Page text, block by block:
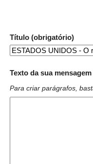
Título (obrigatório)
Texto da sua
Para criar parágrafos,